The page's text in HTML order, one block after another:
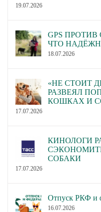
19.07.2026
GPS
ЧТО
18.07.2026
«НЕ СТОИТ
РАЗВЕЯЛ
КОШКАХ И
17.07.2026
КИНОЛОГИ
СОБАКИ
17.07.2026
Отпуск РКФ и
16.07.2026